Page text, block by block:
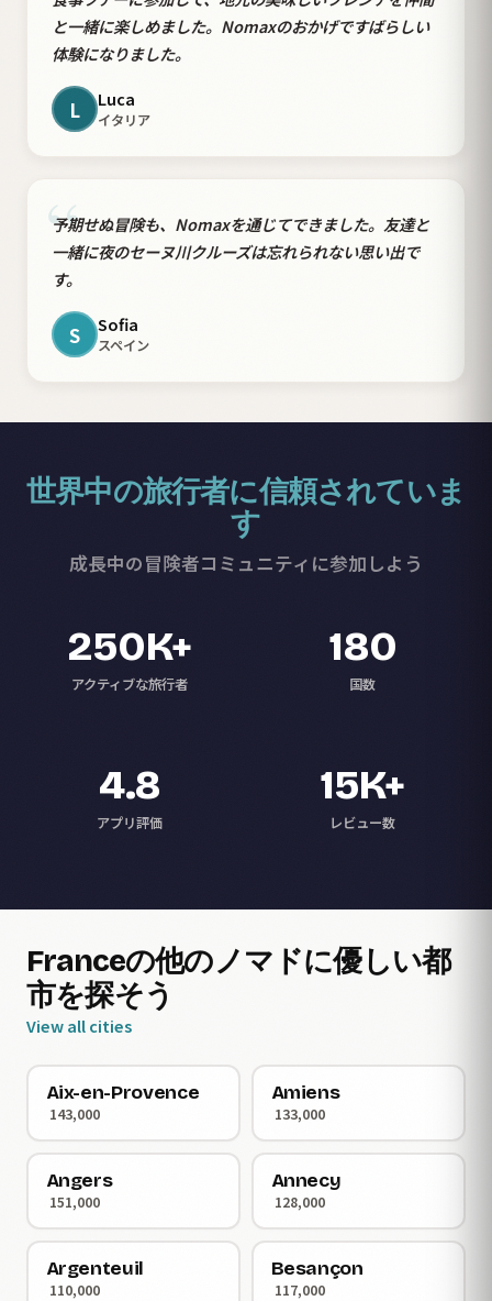
と一緒に楽しめました。Nomaxのおかげですばらしい
体験になりました。
L Luca
イタリア
“
予期せぬ冒険も、Nomaxを通じてできました。友達と
一緒に夜のセーヌ川クルーズは忘れられない思い出で
す。
S Sofia
スペイン
世界中の旅行者に信頼されていま
す
成長中の冒険者コミュニティに参加しよう
250K+
アクティブな旅行者
180
国数
4.8
アプリ評価
15K+
レビュー数
Franceの他のノマドに優しい都
市を探そう
View all cities
Aix-en-Provence
143,000
Amiens
133,000
Angers
151,000
Annecy
128,000
Argenteuil
110,000
Besançon
117,000